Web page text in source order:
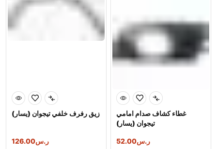
زيق رفرف خلفي تيجوان (يسار)
ر.س126.00
غطاء كشاف صدام امامي
تيجوان (يسار)
ر.س52.00